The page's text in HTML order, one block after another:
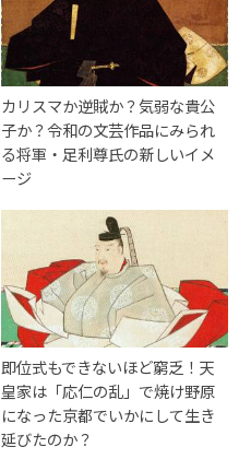
カリスマか逆賊か？気弱な貴公
子か？令和の文芸作品にみられ
る将軍・足利尊氏の新しいイメ
ージ
即位式もできないほど窮乏！天
皇家は「応仁の乱」で焼け野原
になった京都でいかにして生き
延びたのか？